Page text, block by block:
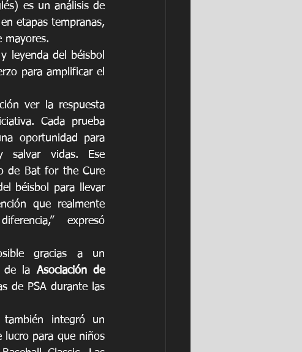
es un análisis de
etapas tempranas,
mayores.
leyenda del béisbol
para amplificar el
ver la respuesta
Cada prueba
oportunidad para
salvar vidas. Ese
de Bat for the Cure
béisbol para llevar
que realmente
expresó
gracias a un
de la Asociación de
de PSA durante las
integró un
lucro para que niños